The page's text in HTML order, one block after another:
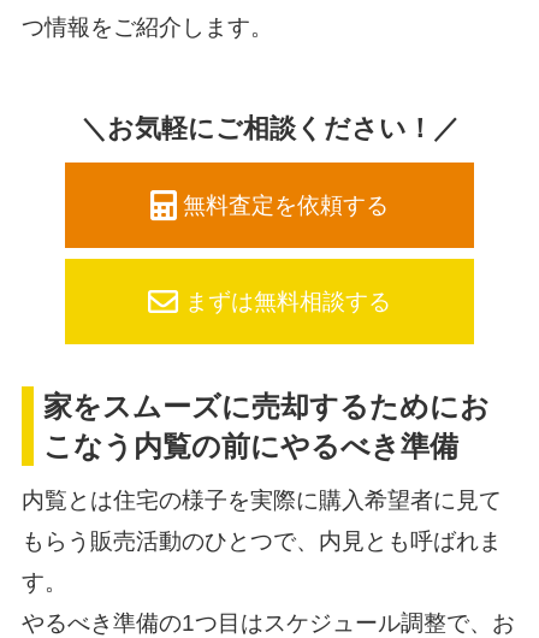
つ情報をご紹介します。
＼お気軽にご相談ください！／
無料査定を依頼する
まずは無料相談する
家をスムーズに売却するためにお
こなう内覧の前にやるべき準備
内覧とは住宅の様子を実際に購入希望者に見て
もらう販売活動のひとつで、内見とも呼ばれま
す。
やるべき準備の1つ目はスケジュール調整で、お